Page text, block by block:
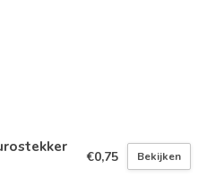
€0,75 Bekijken